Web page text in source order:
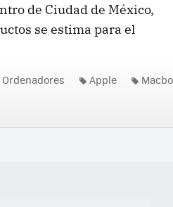
de Ciudad de México,
se estima para el
Ordenadores Apple